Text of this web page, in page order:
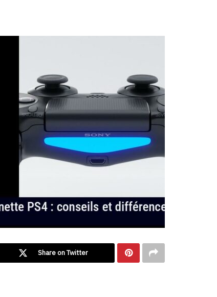
Share on Twitter